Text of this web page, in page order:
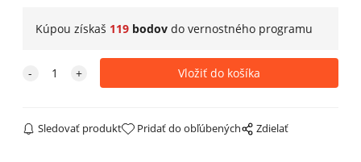
Kúpou získaš 119bodovdo vernostného programu
Sledovať produkt Pridať do obľúbených Zdielať